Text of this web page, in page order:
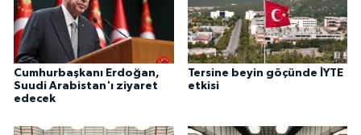
Cumhurbaşkanı Erdoğan,
Suudi Arabistan'ı ziyaret
edecek
Tersine beyin göçünde İYTE
etkisi